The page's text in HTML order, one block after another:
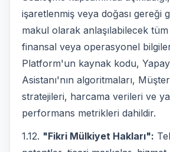
işaretlenmiş veya doğası gereği
makul olarak anlaşılabilecek
finansal veya operasyonel
Platform'un kaynak kodu,
Asistanı'nın algoritmaları,
stratejileri, harcama verileri ve
performans metrikleri dahildir.
1.12. "Fikri Mülkiyet Hakları":